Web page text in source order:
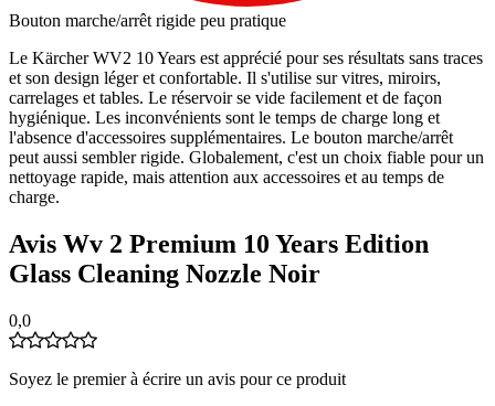
Bouton marche/arrêt rigide peu pratique
Le Kärcher WV2 10 Years est apprécié pour ses résultats sans traces
et son design léger et confortable. Il s'utilise sur vitres, miroirs,
carrelages et tables. Le réservoir se vide facilement et de façon
hygiénique. Les inconvénients sont le temps de charge long et
l'absence d'accessoires supplémentaires. Le bouton marche/arrêt
peut aussi sembler rigide. Globalement, c'est un choix fiable pour un
nettoyage rapide, mais attention aux accessoires et au temps de
charge.
Avis Wv 2 Premium 10 Years Edition
Glass Cleaning Nozzle Noir
0,0
Soyez le premier à écrire un avis pour ce produit